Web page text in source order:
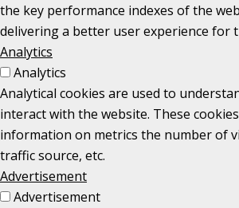
the key performance indexes of the
delivering a better user experience for
Analytics
Analytics
Analytical cookies are used to
interact with the website. These
information on metrics the number of
traffic source, etc.
Advertisement
Advertisement